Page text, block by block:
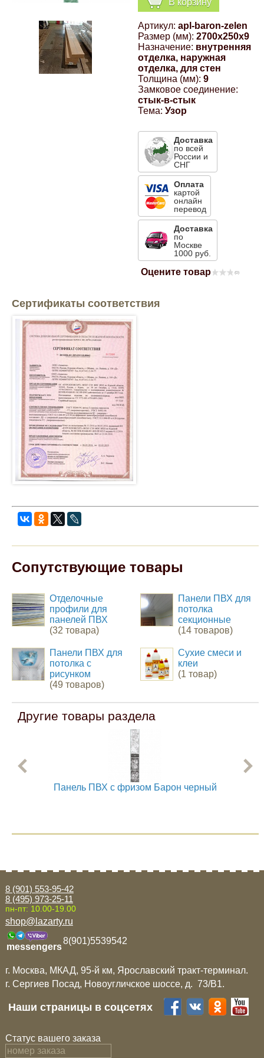
Артикул: apl-baron-zelen
Размер (мм): 2700x250x9
Назначение: внутренняя
отделка, наружная
отделка, для стен
Толщина (мм): 9
Замковое соединение:
стык-в-стык
Тема: Узор
Доставка
по всей
России и
СНГ
Оплата
картой
онлайн
перевод
Доставка
по
Москве
1000 руб.
Оцените товар (0)
Сертификаты соответствия
Сопутствующие товары
Отделочные
профили для
панелей ПВХ
(32 товара)
Панели ПВХ для
потолка
секционные
(14 товаров)
Панели ПВХ для
потолка с
рисунком
(49 товаров)
Сухие смеси и
клеи
(1 товар)
Другие товары раздела
Панель ПВХ с фризом Барон черный
8 (901) 553-95-42
8 (495) 973-25-11
пн-пт: 10.00-19.00
shop@lazarty.ru
messengers
8(901)5539542
г. Москва, МКАД, 95-й км, Ярославский тракт-терминал.
г. Сергиев Посад, Новоугличское шоссе, д. 73/B1.
Наши страницы в соцсетях
Статус вашего заказа
Компрессионные фитинги Poliext
Hyundai
Opel
Renault
Suzuki
Toyota
Volkswagen
УАЗ
Дополнительные товары
Флуоресцентные краски
Шпатлевки, штукатурки
Эмали универсальные акриловые
Магнитные панели на холодильник